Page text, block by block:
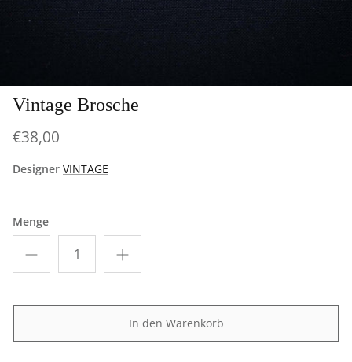
Vintage Brosche
€38,00
Designer VINTAGE
Menge
In den Warenkorb